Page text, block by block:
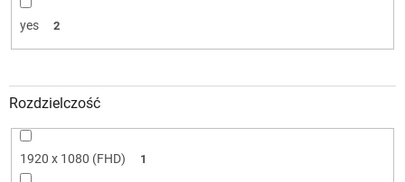
yes 2
Rozdzielczość
1920 x 1080 (FHD) 1